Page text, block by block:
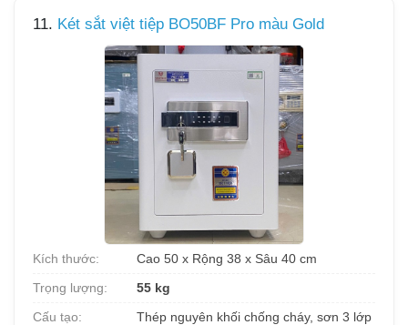
11. Két sắt việt tiệp BO50BF Pro màu Gold
Kích thước:
Cao 50 x Rộng 38 x Sâu 40 cm
Trọng lượng:
55 kg
Cấu tạo:
Thép nguyên khối chống cháy, sơn 3 lớp